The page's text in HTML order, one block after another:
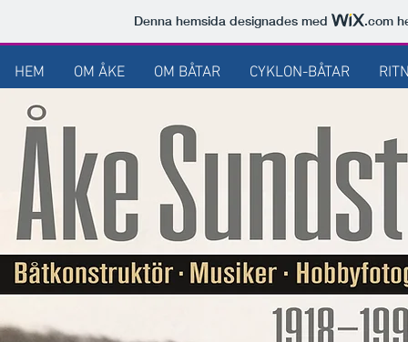
Denna hemsida designades med .com
HEM OM ÅKE OM BÅTAR CYKLON-BÅTAR